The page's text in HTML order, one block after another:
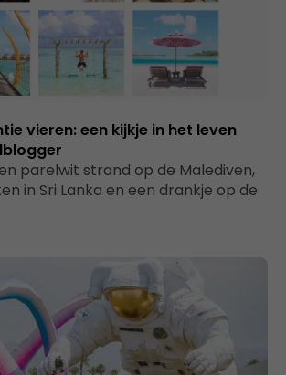
vieren: een kijkje in het leven
parelwit strand op de Malediven,
in Sri Lanka en een drankje op de